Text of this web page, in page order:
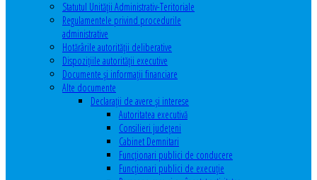
Statutul Unităţii Administrativ-Teritoriale
Regulamentele privind procedurile
administrative
Hotărârile autorităţii deliberative
Dispoziţiile autorităţii executive
Documente şi informaţii financiare
Alte documente
Declaraţii de avere şi interese
Autoritatea executivă
Consilieri judeţeni
Cabinet Demnitari
Funcţionari publici de conducere
Funcționari publici de execuție